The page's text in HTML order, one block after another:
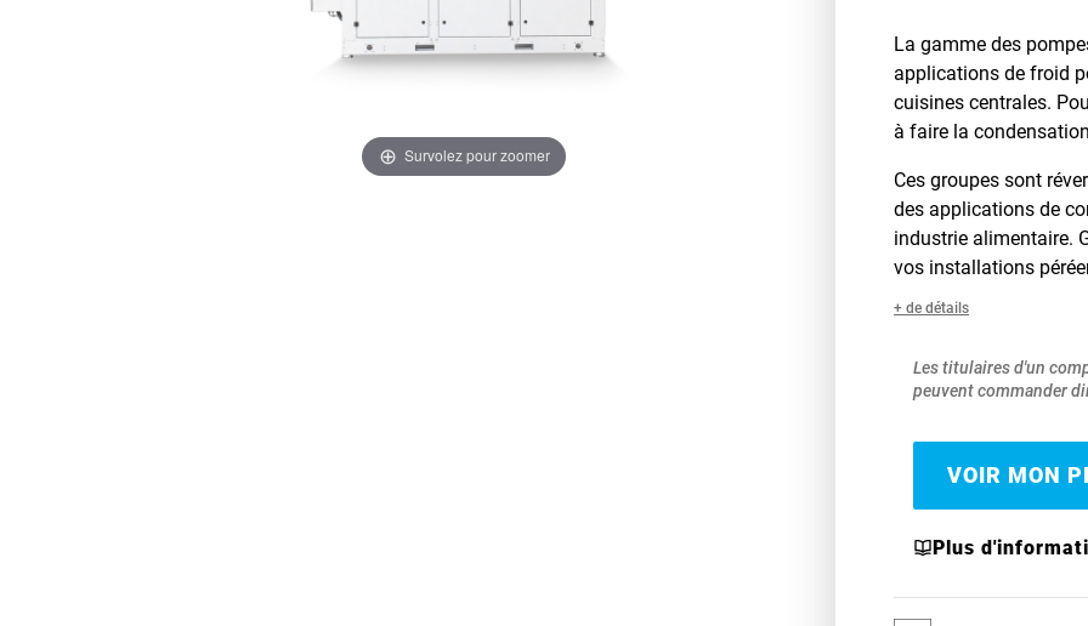
Survolez pour zoomer
La gamme des
applications de froid
cuisines centrales.
à faire la
Ces groupes sont
des applications de
industrie alimentaire.
vos installations
+ de détails
Les titulaires d'un
peuvent commander
VOIR MON
Plus